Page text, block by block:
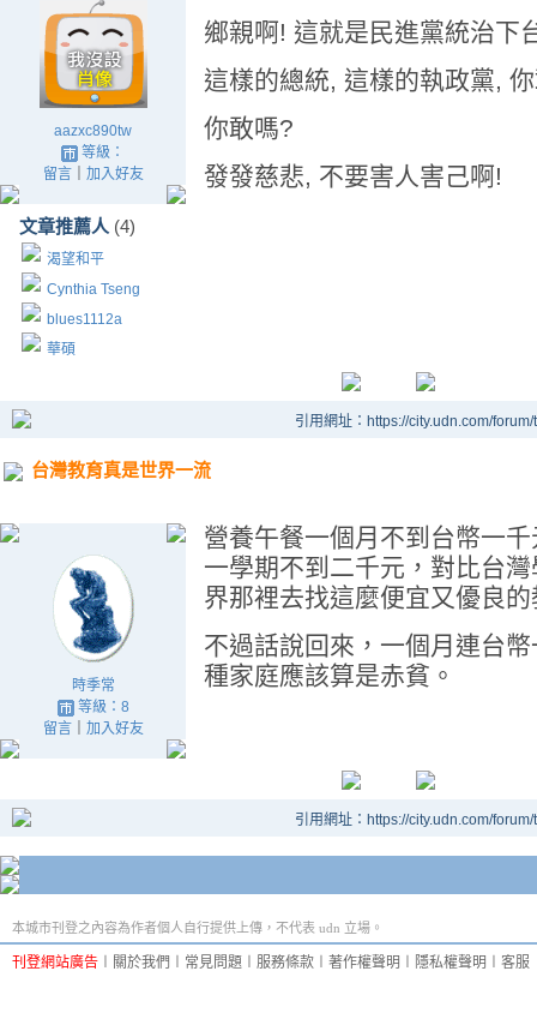
aazxc890tw
等級：
留言｜ 加入好友
文章推薦人 (4)
渴望和平
Cynthia Tseng
blues1112a
華碩
鄉親啊! 這就是民進黨統治下
這樣的總統, 這樣的執政黨,
你敢嗎?
發發慈悲, 不要害人害己啊!
引用網址：https://city.udn.com/
台灣教育真是世界一流
時季常
等級：8
留言｜ 加入好友
營養午餐一個月不到台幣一
一學期不到二千元，對比台
界那裡去找這麼便宜又優良
不過話說回來，一個月連台
種家庭應該算是赤貧。
引用網址：https://city.udn.com/
本城市刊登之內容為作者個人自行提供上傳，不代表 udn 立場。
刊登網站廣告 關於我們 常見問題 服務條款 著作權聲明 隱私權聲明 客服